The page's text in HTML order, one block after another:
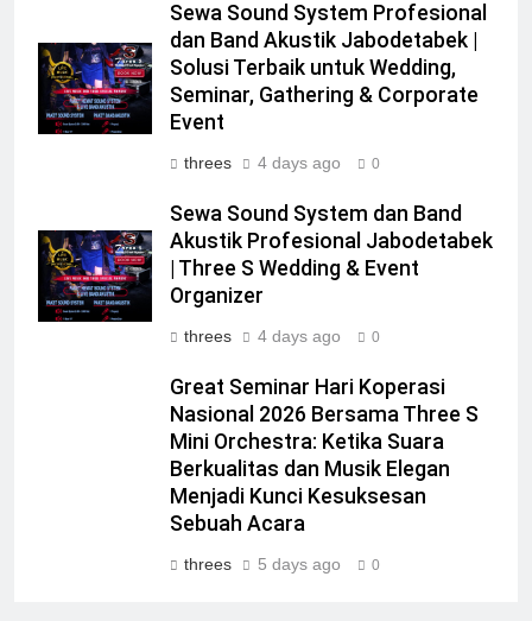
Sewa Sound System Profesional
dan Band Akustik Jabodetabek |
Solusi Terbaik untuk Wedding,
Seminar, Gathering & Corporate
Event
threes 4 days ago 0
Sewa Sound System dan Band
Akustik Profesional Jabodetabek
| Three S Wedding & Event
Organizer
threes 4 days ago 0
Great Seminar Hari Koperasi
Nasional 2026 Bersama Three S
Mini Orchestra: Ketika Suara
Berkualitas dan Musik Elegan
Menjadi Kunci Kesuksesan
Sebuah Acara
threes 5 days ago 0